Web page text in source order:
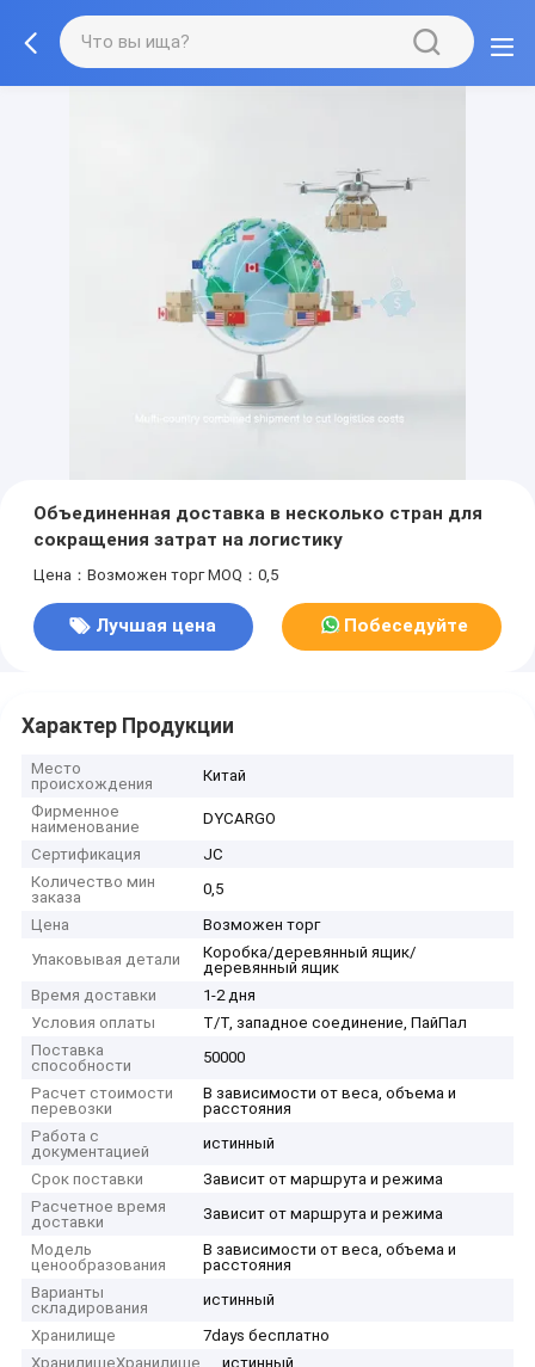
Объединенная доставка в несколько стран для
сокращения затрат на логистику
Цена：Возможен торг MOQ：0,5
Лучшая цена Побеседуйте
Характер Продукции
Место
происхождения
Китай
Фирменное
наименование
DYCARGO
Сертификация
JC
Количество мин
заказа
0,5
Цена
Возможен торг
Упаковывая детали
Коробка/деревянный ящик/
деревянный ящик
Время доставки
1-2 дня
Условия оплаты
Т/Т, западное соединение, ПайПал
Поставка
способности
50000
Расчет стоимости
перевозки
В зависимости от веса, объема и
расстояния
Работа с
документацией
истинный
Срок поставки
Зависит от маршрута и режима
Расчетное время
доставки
Зависит от маршрута и режима
Модель
ценообразования
В зависимости от веса, объема и
расстояния
Варианты
складирования
истинный
Хранилище
7days бесплатно
ХранилищеХранилище
истинный